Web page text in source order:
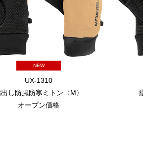
NEW
UX-1310
し防風防寒ミトン〈M〉
オープン価格